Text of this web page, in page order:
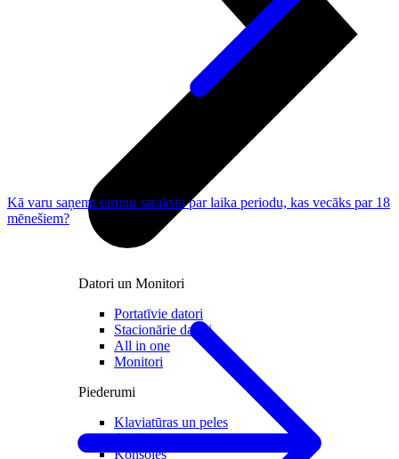
Datori un Monitori
Portatīvie datori
Stacionārie datori
All in one
Monitori
Piederumi
Klaviatūras un peles
Austiņas
Konsoles
Kā varu saņemt sarunu sarakstu par laika periodu, kas vecāks par 18
mēnešiem?